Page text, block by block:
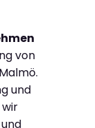
von
und